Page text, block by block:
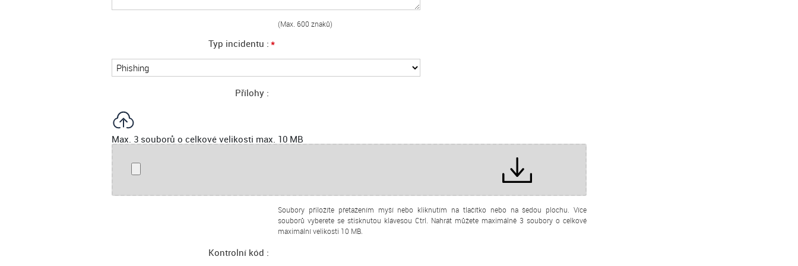
(Max. 600 znaků)
Typ incidentu *
Přílohy
Max. 3 souborů o celkové velikosti max. 10 MB
Soubory přiložíte přetažením myší nebo kliknutím na tlačítko nebo na šedou plochu. Více
souborů vyberete se stisknutou klávesou Ctrl. Nahrát můžete maximálně 3 soubory o celkové
maximální velikosti 10 MB.
Kontrolní kód